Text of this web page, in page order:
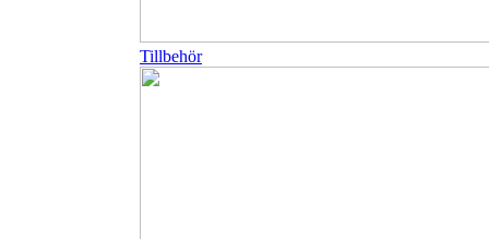
Tillbehör